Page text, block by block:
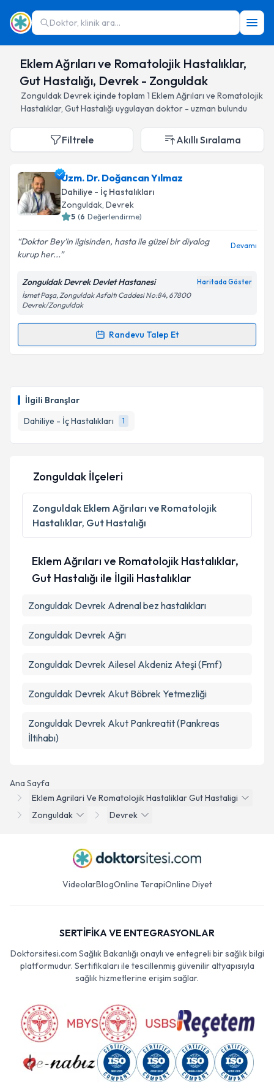
Doktor, klinik ara...
Eklem Ağrıları ve Romatolojik Hastalıklar,
Gut Hastalığı, Devrek - Zonguldak
ZonguldakDevrekiçinde toplam 1 Eklem Ağrıları ve Romatolojik
Hastalıklar, Gut Hastalığı uygulayan doktor - uzman bulundu
İlgili Branşlar
Dahiliye - İç Hastalıkları
1
Filtrele Akıllı Sıralama
Uzm. Dr. Doğancan Yılmaz
Dahiliye - İç Hastalıkları
Zonguldak, Devrek
5 (6 Değerlendirme)
Doktor Bey’in ilgisinden, hasta ile güzel bir diyalog
kurup her...
Devamı
Zonguldak Devrek Devlet Hastanesi Haritada Göster
İsmet Paşa, Zonguldak Asfaltı Caddesi No:84, 67800
Devrek/Zonguldak
Randevu Talep Et
Randevu Takvimi Talebi
için bir takvim hazırlandığında e-posta ile
bilgilendireceğiz.
E-posta Adresiniz
Kişisel verilerimin işlenmesine ilişkin
Aydınlatma
Metni'ni okudum ve kişisel verilerimin belirtilen
kapsamda işlenmesini kabul ediyorum.
Takvim Talebini Gönder
Ana Sayfa
Eklem Agrilari Ve Romatolojik Hastaliklar Gut Hastaligi
Zonguldak
Devrek
Zonguldak İlçeleri
Zonguldak Eklem Ağrıları ve Romatolojik
Hastalıklar, Gut Hastalığı
Eklem Ağrıları ve Romatolojik Hastalıklar,
Gut Hastalığı ile İlgili Hastalıklar
Zonguldak Devrek Adrenal bez hastalıkları
Zonguldak Devrek Ağrı
Zonguldak Devrek Ailesel Akdeniz Ateşi (Fmf)
Zonguldak Devrek Akut Böbrek Yetmezliği
Zonguldak Devrek Akut Pankreatit (Pankreas
İltihabı)
VideolarBlogOnline TerapiOnline Diyet
SERTİFİKA VE ENTEGRASYONLAR
Doktorsitesi.com Sağlık Bakanlığı onaylı ve entegreli bir sağlık bilgi
platformudur. Sertifikaları ile tescillenmiş güvenilir altyapısıyla
sağlık hizmetlerine erişim sağlar.